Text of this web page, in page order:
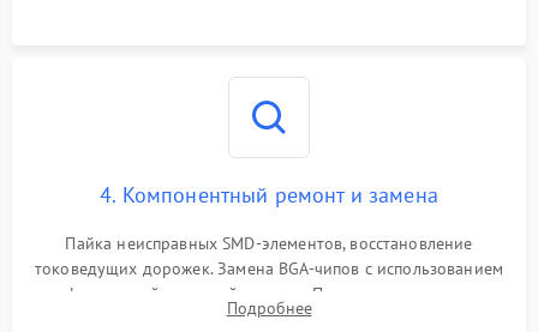
4. Компонентный ремонт и замена
Пайка неисправных SMD-элементов, восстановление
токоведущих дорожек. Замена BGA-чипов с использованием
инфракрасной паяльной станции. Прошивка микросхемы
BIOS или замена поврежденных портов USB
Подробнее